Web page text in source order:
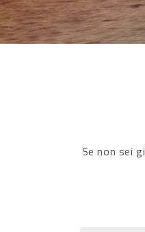
Se non sei